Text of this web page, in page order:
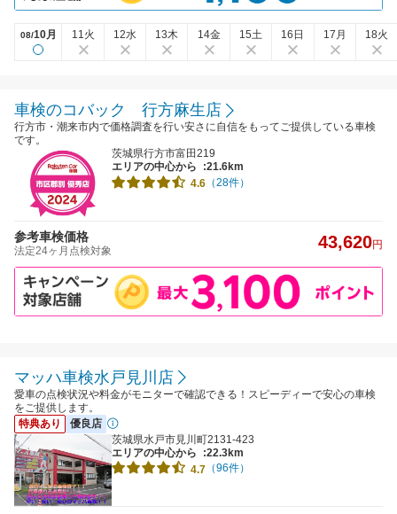
08/10月 11火 12水 13木 14金 15土 16日 17月 18火
車検のコバック 行方麻生店
行方市・潮来市内で価格調査を行い安さに自信をもってご提供している車検
です。
茨城県行方市富田219
エリアの中心から
:21.6km
4.6 （28件）
参考車検価格
法定24ヶ月点検対象 43,620円
マッハ車検水戸見川店
愛車の点検状況や料金がモニターで確認できる！スピーディーで安心の車検
をご提供します。
特典あり
優良店
茨城県水戸市見川町2131-423
エリアの中心から
:22.3km
4.7 （96件）